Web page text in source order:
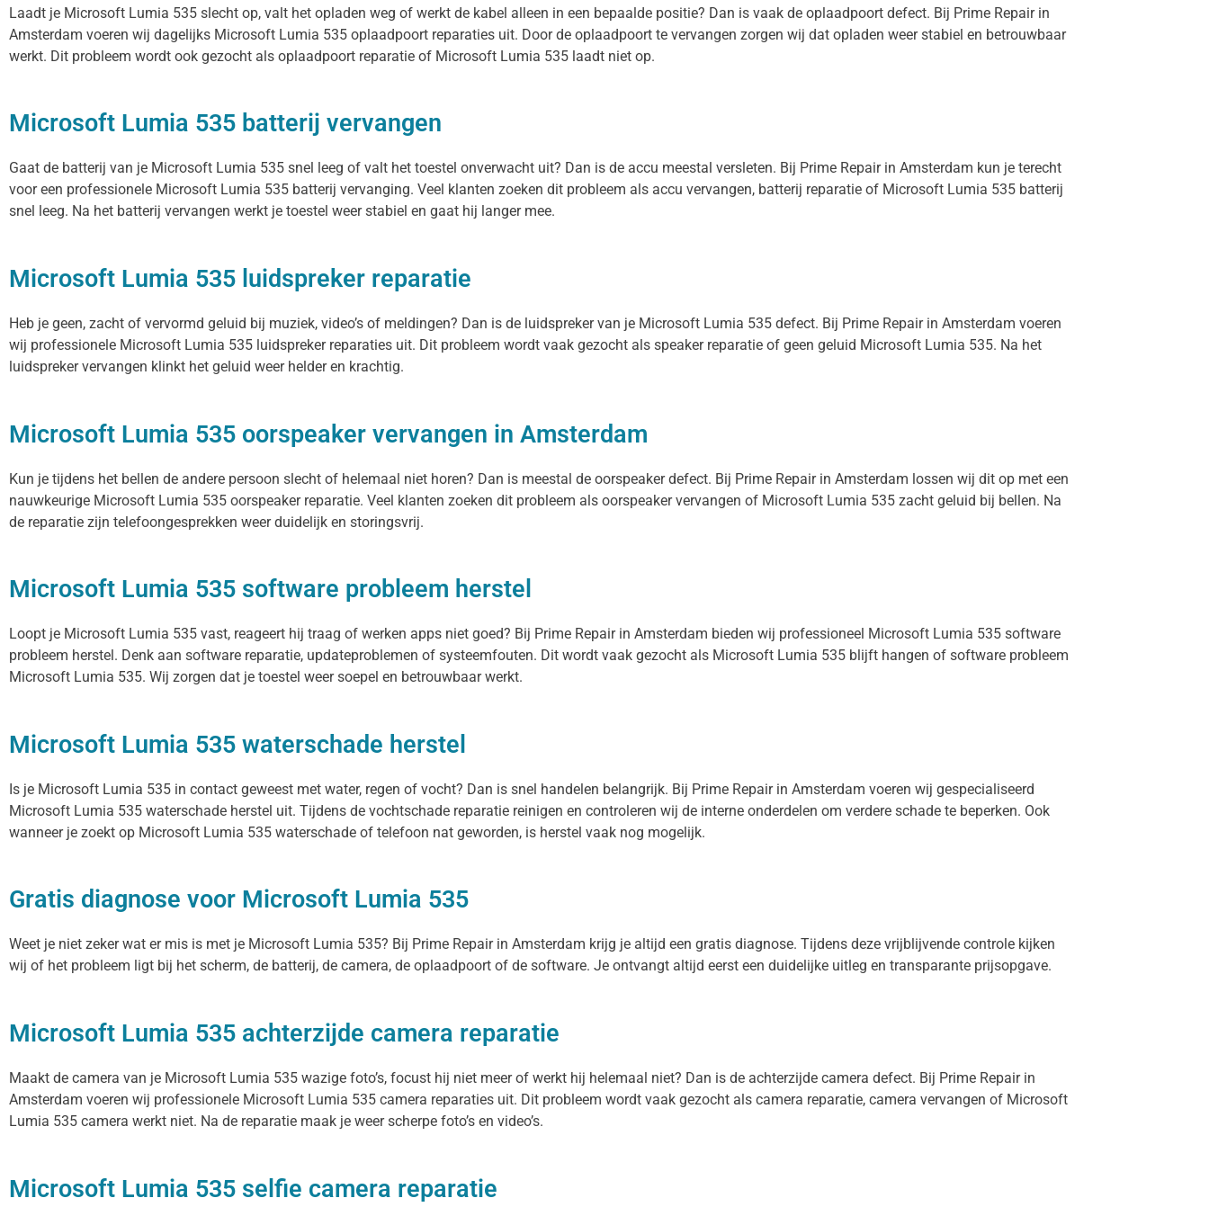
Laadt je Microsoft Lumia 535 slecht op, valt het opladen weg of werkt de kabel alleen in een bepaalde positie? Dan is vaak de oplaadpoort defect. Bij Prime Repair in
Amsterdam voeren wij dagelijks Microsoft Lumia 535 oplaadpoort reparaties uit. Door de oplaadpoort te vervangen zorgen wij dat opladen weer stabiel en betrouwbaar
werkt. Dit probleem wordt ook gezocht als oplaadpoort reparatie of Microsoft Lumia 535 laadt niet op.
Microsoft Lumia 535 batterij vervangen
Gaat de batterij van je Microsoft Lumia 535 snel leeg of valt het toestel onverwacht uit? Dan is de accu meestal versleten. Bij Prime Repair in Amsterdam kun je terecht
voor een professionele Microsoft Lumia 535 batterij vervanging. Veel klanten zoeken dit probleem als accu vervangen, batterij reparatie of Microsoft Lumia 535 batterij
snel leeg. Na het batterij vervangen werkt je toestel weer stabiel en gaat hij langer mee.
Microsoft Lumia 535 luidspreker reparatie
Heb je geen, zacht of vervormd geluid bij muziek, video’s of meldingen? Dan is de luidspreker van je Microsoft Lumia 535 defect. Bij Prime Repair in Amsterdam voeren
wij professionele Microsoft Lumia 535 luidspreker reparaties uit. Dit probleem wordt vaak gezocht als speaker reparatie of geen geluid Microsoft Lumia 535. Na het
luidspreker vervangen klinkt het geluid weer helder en krachtig.
Microsoft Lumia 535 oorspeaker vervangen in Amsterdam
Kun je tijdens het bellen de andere persoon slecht of helemaal niet horen? Dan is meestal de oorspeaker defect. Bij Prime Repair in Amsterdam lossen wij dit op met een
nauwkeurige Microsoft Lumia 535 oorspeaker reparatie. Veel klanten zoeken dit probleem als oorspeaker vervangen of Microsoft Lumia 535 zacht geluid bij bellen. Na
de reparatie zijn telefoongesprekken weer duidelijk en storingsvrij.
Microsoft Lumia 535 software probleem herstel
Loopt je Microsoft Lumia 535 vast, reageert hij traag of werken apps niet goed? Bij Prime Repair in Amsterdam bieden wij professioneel Microsoft Lumia 535 software
probleem herstel. Denk aan software reparatie, updateproblemen of systeemfouten. Dit wordt vaak gezocht als Microsoft Lumia 535 blijft hangen of software probleem
Microsoft Lumia 535. Wij zorgen dat je toestel weer soepel en betrouwbaar werkt.
Microsoft Lumia 535 waterschade herstel
Is je Microsoft Lumia 535 in contact geweest met water, regen of vocht? Dan is snel handelen belangrijk. Bij Prime Repair in Amsterdam voeren wij gespecialiseerd
Microsoft Lumia 535 waterschade herstel uit. Tijdens de vochtschade reparatie reinigen en controleren wij de interne onderdelen om verdere schade te beperken. Ook
wanneer je zoekt op Microsoft Lumia 535 waterschade of telefoon nat geworden, is herstel vaak nog mogelijk.
Gratis diagnose voor Microsoft Lumia 535
Weet je niet zeker wat er mis is met je Microsoft Lumia 535? Bij Prime Repair in Amsterdam krijg je altijd een gratis diagnose. Tijdens deze vrijblijvende controle kijken
wij of het probleem ligt bij het scherm, de batterij, de camera, de oplaadpoort of de software. Je ontvangt altijd eerst een duidelijke uitleg en transparante prijsopgave.
Microsoft Lumia 535 achterzijde camera reparatie
Maakt de camera van je Microsoft Lumia 535 wazige foto’s, focust hij niet meer of werkt hij helemaal niet? Dan is de achterzijde camera defect. Bij Prime Repair in
Amsterdam voeren wij professionele Microsoft Lumia 535 camera reparaties uit. Dit probleem wordt vaak gezocht als camera reparatie, camera vervangen of Microsoft
Lumia 535 camera werkt niet. Na de reparatie maak je weer scherpe foto’s en video’s.
Microsoft Lumia 535 selfie camera reparatie